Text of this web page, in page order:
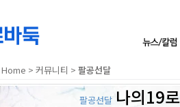
Home > 커뮤니티 > 팔공선달
팔공선달 나의19로